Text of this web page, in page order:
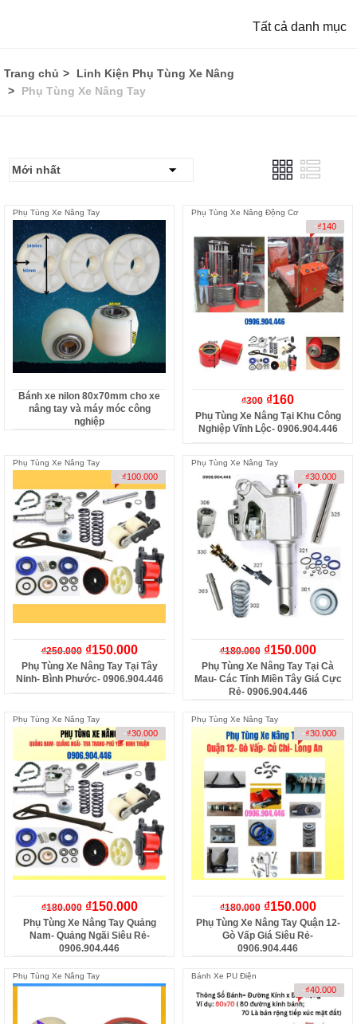
Tất cả danh mục
Trang chủ
Linh Kiện Phụ Tùng Xe Nâng
Phụ Tùng Xe Nâng Tay
Phụ Tùng Xe Nâng Tay
Bánh xe nilon 80x70mm cho xe
nâng tay và máy móc công
nghiệp
Phụ Tùng Xe Nâng Động Cơ
-₫140
₫300 ₫160
Phụ Tùng Xe Nâng Tại Khu Công
Nghiệp Vĩnh Lộc- 0906.904.446
Phụ Tùng Xe Nâng Tay
-₫100.000
₫250.000 ₫150.000
Phụ Tùng Xe Nâng Tay Tại Tây
Ninh- Bình Phước- 0906.904.446
Phụ Tùng Xe Nâng Tay
-₫30.000
₫180.000 ₫150.000
Phụ Tùng Xe Nâng Tay Tại Cà
Mau- Các Tỉnh Miền Tây Giá Cực
Rẻ- 0906.904.446
Phụ Tùng Xe Nâng Tay
-₫30.000
₫180.000 ₫150.000
Phụ Tùng Xe Nâng Tay Quảng
Nam- Quảng Ngãi Siêu Rẻ-
0906.904.446
Phụ Tùng Xe Nâng Tay
-₫30.000
₫180.000 ₫150.000
Phụ Tùng Xe Nâng Tay Quận 12-
Gò Vấp Giá Siêu Rẻ-
0906.904.446
Phụ Tùng Xe Nâng Tay Bánh Xe PU Điện
-₫40.000